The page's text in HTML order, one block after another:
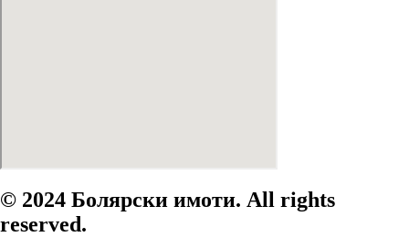
© 2024 Болярски имоти. All rights
reserved.